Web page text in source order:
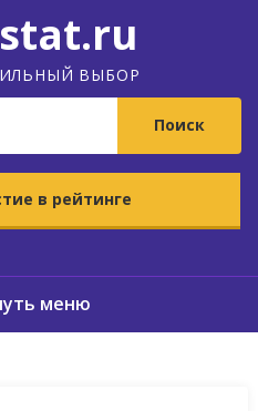
ВЫБОР
в рейтинге